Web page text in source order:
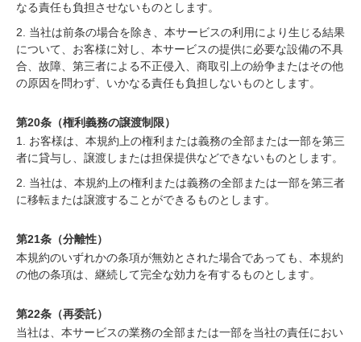
なる責任も負担させないものとします。
2. 当社は前条の場合を除き、本サービスの利用により生じる結果
について、お客様に対し、本サービスの提供に必要な設備の不具
合、故障、第三者による不正侵入、商取引上の紛争またはその他
の原因を問わず、いかなる責任も負担しないものとします。
第20条（権利義務の譲渡制限）
1. お客様は、本規約上の権利または義務の全部または一部を第三
者に貸与し、譲渡しまたは担保提供などできないものとします。
2. 当社は、本規約上の権利または義務の全部または一部を第三者
に移転または譲渡することができるものとします。
第21条（分離性）
本規約のいずれかの条項が無効とされた場合であっても、本規約
の他の条項は、継続して完全な効力を有するものとします。
第22条（再委託）
当社は、本サービスの業務の全部または一部を当社の責任におい